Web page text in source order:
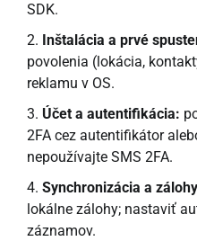
SDK.
Inštalácia a prvé
povolenia (lokácia,
reklamu v OS.
Účet a autentifikácia:
2FA cez autentifikátor
nepoužívajte SMS 2FA.
Synchronizácia a
lokálne zálohy; nastaviť
záznamov.